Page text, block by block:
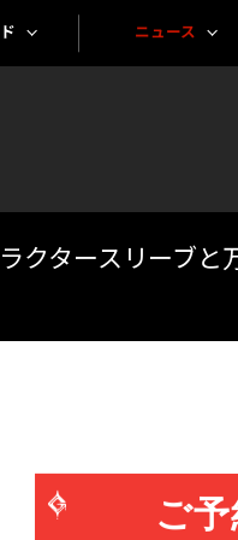
ニュース
クタースリーブ
ご